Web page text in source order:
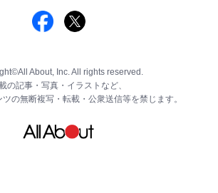
About, Inc. All rights reserved.
の記事・写真・イラストなど、
の無断複写・転載・公衆送信等を禁じます。